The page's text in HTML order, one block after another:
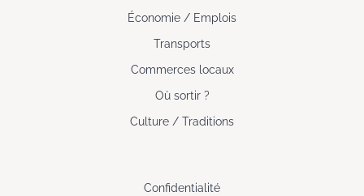
Économie / Emplois
Transports
Commerces locaux
Où sortir ?
Culture / Traditions
Confidentialité